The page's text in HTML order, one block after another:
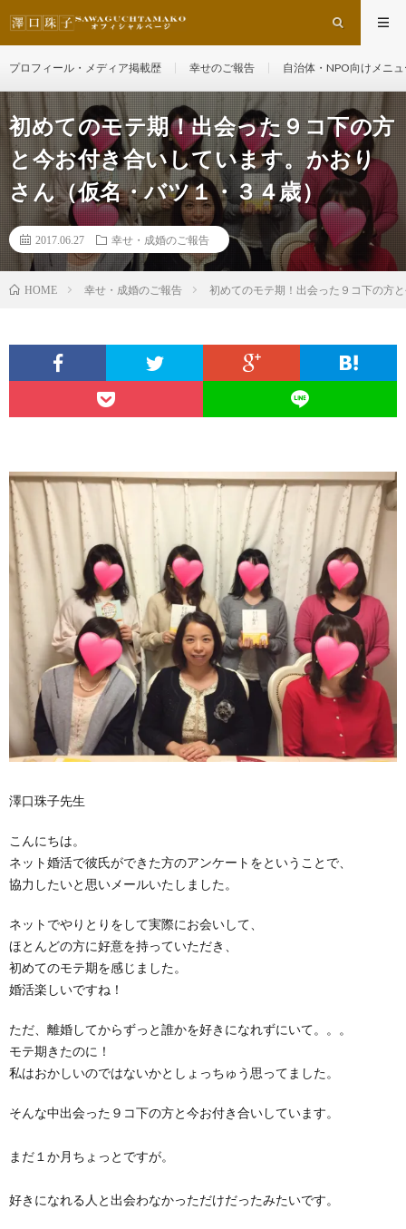
プロフィール・メディア掲載歴 幸せのご報告 自治体・NPO向けメニ
初めてのモテ期！出会った９コ下の方
と今お付き合いしています。かおり
さん（仮名・バツ１・３４歳）
2017.06.27 幸せ・成婚のご報告
HOME 幸せ・成婚のご報告 初めてのモテ期！出会った９コ下の方
澤口珠子先生
こんにちは。
ネット婚活で彼氏ができた方のアンケートをということで、
協力したいと思いメールいたしました。
ネットでやりとりをして実際にお会いして、
ほとんどの方に好意を持っていただき、
初めてのモテ期を感じました。
婚活楽しいですね！
ただ、離婚してからずっと誰かを好きになれずにいて。。。
モテ期きたのに！
私はおかしいのではないかとしょっちゅう思ってました。
そんな中出会った９コ下の方と今お付き合いしています。
まだ１か月ちょっとですが。
好きになれる人と出会わなかっただけだったみたいです。